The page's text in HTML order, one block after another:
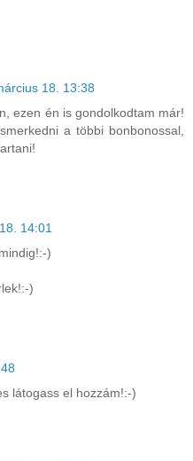
18. 13:38
ezen én is gondolkodtam már!
a többi bonbonossal,
14:01
)
)
látogass el hozzám!:-)